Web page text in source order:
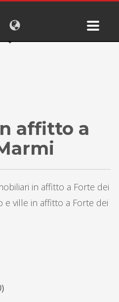
affitto a
in affitto a Forte dei
e ville in affitto a Forte dei